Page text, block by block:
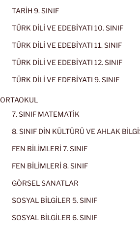
TARİH 9. SINIF
TÜRK DİLİ VE EDEBİYATI 10. SINIF
TÜRK DİLİ VE EDEBİYATI 11. SINIF
TÜRK DİLİ VE EDEBİYATI 12. SINIF
TÜRK DİLİ VE EDEBİYATI 9. SINIF
ORTAOKUL
7. SINIF MATEMATİK
8. SINIF DİN KÜLTÜRÜ VE AHLAK
FEN BİLİMLERİ 7. SINIF
FEN BİLİMLERİ 8. SINIF
GÖRSEL SANATLAR
SOSYAL BİLGİLER 5. SINIF
SOSYAL BİLGİLER 6. SINIF